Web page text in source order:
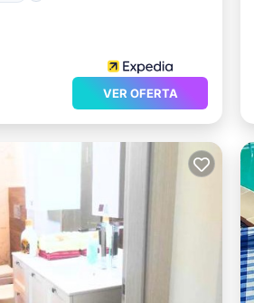
VER OFERTA